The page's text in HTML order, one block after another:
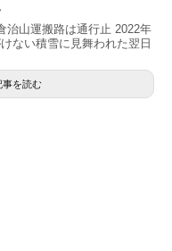
治山運搬路は通行止 2022年
事を読む